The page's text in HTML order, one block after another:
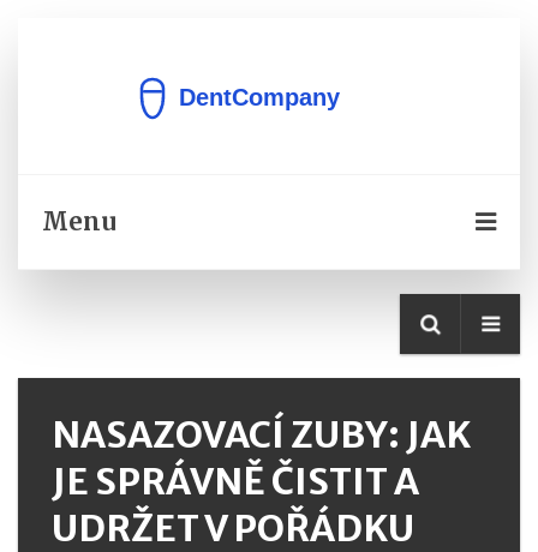
Menu
NASAZOVACÍ ZUBY: JAK
JE SPRÁVNĚ ČISTIT A
UDRŽET V POŘÁDKU